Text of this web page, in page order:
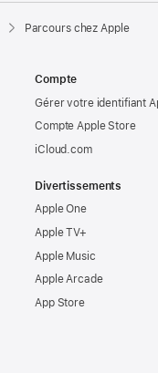
Parcours chez Apple
Compte
Gérer votre identifiant
Compte Apple Store
iCloud.com
Divertissements
Apple One
Apple TV+
Apple Music
Apple Arcade
App Store